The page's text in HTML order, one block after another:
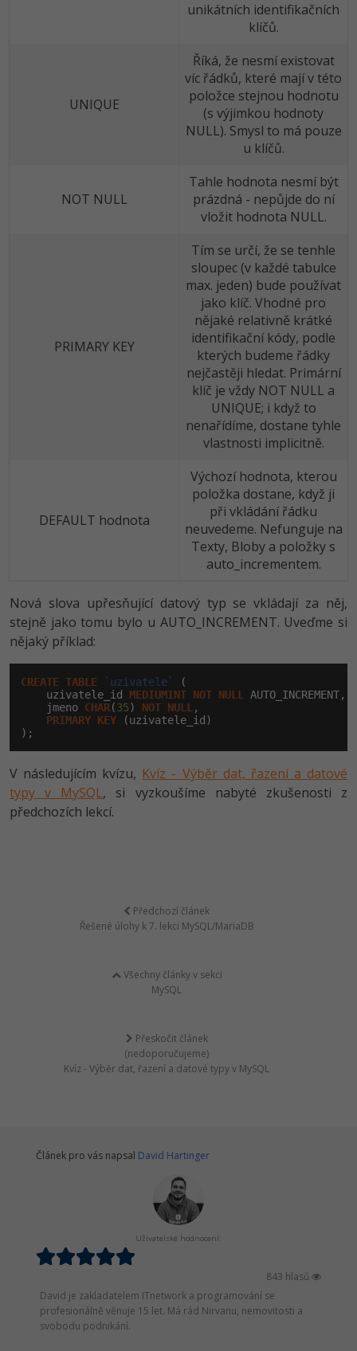
unikátních identifikačních
klíčů.
UNIQUE
Říká, že nesmí existovat
víc řádků, které mají v této
položce stejnou hodnotu
(s výjimkou hodnoty
NULL). Smysl to má pouze
u klíčů.
NOT NULL
Tahle hodnota nesmí být
prázdná - nepůjde do ní
vložit hodnota NULL.
PRIMARY KEY
Tím se určí, že se tenhle
sloupec (v každé tabulce
max. jeden) bude používat
jako klíč. Vhodné pro
nějaké relativně krátké
identifikační kódy, podle
kterých budeme řádky
nejčastěji hledat. Primární
klíč je vždy NOT NULL a
UNIQUE; i když to
nenařídíme, dostane tyhle
vlastnosti implicitně.
DEFAULT hodnota
Výchozí hodnota, kterou
položka dostane, když ji
při vkládání řádku
neuvedeme. Nefunguje na
Texty, Bloby a položky s
auto_incrementem.
Nová slova upřesňující datový typ se vkládají za něj,
stejně jako tomu bylo u AUTO_INCREMENT. Uveďme si
nějaký příklad:
CREATE TABLE `uzivatele`
(
    uzivatele_id
MEDIUMINT NOT NULL
AUTO_INCREMENT,
    jmeno
CHAR(35) NOT NULL ,
PRIMARY KEY (uzivatele_id)
);
V následujícím kvízu, Kvíz - Výběr dat, řazení a datové
typy v MySQL, si vyzkoušíme nabyté zkušenosti z
předchozích lekcí.
Předchozí článek
Řešené úlohy k 7. lekci MySQL/MariaDB
Všechny články v sekci
MySQL
Přeskočit článek
(nedoporučujeme)
Kvíz - Výběr dat, řazení a datové typy v MySQL
Článek pro vás napsal David Hartinger
Uživatelské hodnocení:
843 hlasů
David je zakladatelem ITnetwork a programování se
profesionálně věnuje 15 let. Má rád Nirvanu, nemovitosti a
svobodu podnikání.